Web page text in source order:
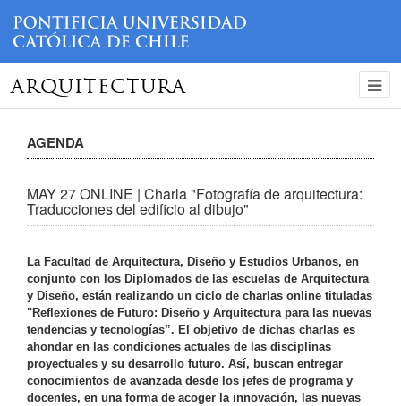
ARQUITECTURA
AGENDA
MAY 27 ONLINE | Charla "Fotografía de arquitectura:
Traducciones del edificio al dibujo"
La Facultad de Arquitectura, Diseño y Estudios Urbanos, en
conjunto con los Diplomados de las escuelas de Arquitectura
y Diseño, están realizando un ciclo de charlas online tituladas
"Reflexiones de Futuro: Diseño y Arquitectura para las nuevas
tendencias y tecnologías”. El objetivo de dichas charlas es
ahondar en las condiciones actuales de las disciplinas
proyectuales y su desarrollo futuro. Así, buscan entregar
conocimientos de avanzada desde los jefes de programa y
docentes, en una forma de acoger la innovación, las nuevas